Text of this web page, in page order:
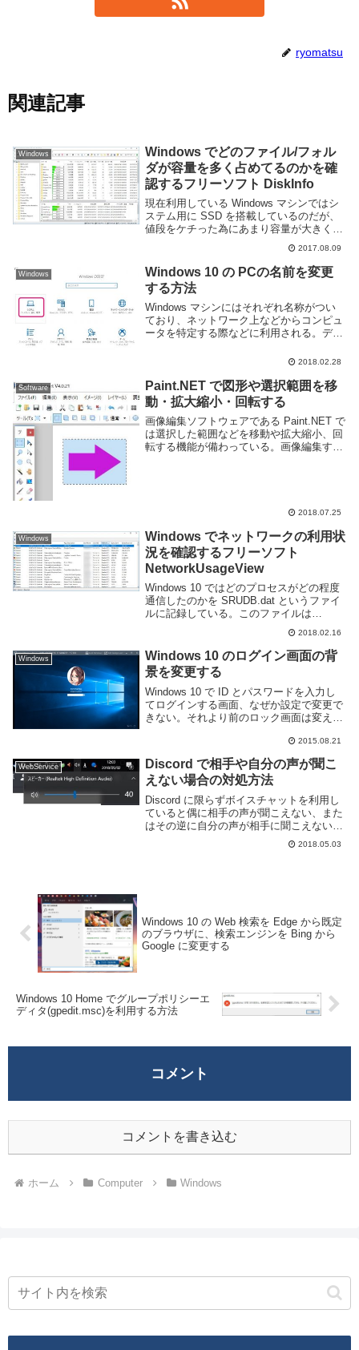
ryomatsu
関連記事
Windows
Windows でどのファイル/フォル
ダが容量を多く占めてるのかを確
認するフリーソフト DiskInfo
現在利用している Windows マシンではシ
ステム用に SSD を搭載しているのだが、
値段をケチった為にあまり容量が大きくな
い。その為そろそろ容量が一杯になってき
たので整理する必要がでてきた。ストレー
ジの整理を行うには闇雲にファイラーを
操...
2017.08.09
Windows
Windows 10 の PCの名前を変更
する方法
Windows マシンにはそれぞれ名称がつい
ており、ネットワーク上などからコンピュ
ータを特定する際などに利用される。デフ
なランダムっぽい文字列が付けられている
る事が...
2018.02.28
Software
Paint.NET で図形や選択範囲を移
動・拡大縮小・回転する
画像編集ソフトウェアである Paint.NET で
は選択した範囲などを移動や拡大縮小、回
転する機能が備わっている。画像編集する
2018.07.25
Windows
Windows でネットワークの利用状
況を確認するフリーソフト
NetworkUsageView
Windows 10 ではどのプロセスがどの程度
通信したのかを SRUDB.dat というファイ
ルに記録している。このファイルは
%SystemRoot%\Sytem32\sru\SRUDB.dat
に保存されているがこのファイルはテキス
ト...
2018.02.16
Windows
Windows 10 のログイン画面の背
景を変更する
Windows 10 で ID とパスワードを入力し
てログインする画面、なぜか設定で変更で
きない。それより前のロック画面は変えれ
てぐぐったら Windows 10 Login
Background Ch...
2015.08.21
WebService
Discord で相手や自分の声が聞こ
えない場合の対処方法
Discord に限らずボイスチャットを利用し
ていると偶に相手の声が聞こえない、また
はその逆に自分の声が相手に聞こえない、
というトラブルに遭遇する事がある。一口
に「聞こえない」と言ってもその理由は
2018.05.03
Windows 10 の Web 検索を Edge から既定
のブラウザに、検索エンジンを Bing から
Google に変更する
Windows 10 Home でグループポリシーエ
ディタ(gpedit.msc)を利用する方法
コメント
コメントを書き込む
ホーム Computer Windows